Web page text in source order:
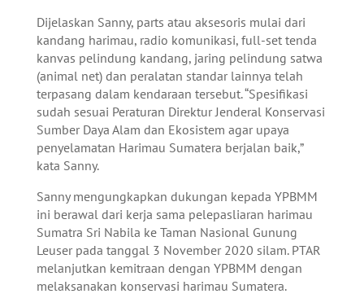
Dijelaskan Sanny, parts atau aksesoris mulai dari
kandang harimau, radio komunikasi, full-set tenda
kanvas pelindung kandang, jaring pelindung satwa
(animal net) dan peralatan standar lainnya telah
terpasang dalam kendaraan tersebut. “Spesifikasi
sudah sesuai Peraturan Direktur Jenderal Konservasi
Sumber Daya Alam dan Ekosistem agar upaya
penyelamatan Harimau Sumatera berjalan baik,”
kata Sanny.
Sanny mengungkapkan dukungan kepada YPBMM
ini berawal dari kerja sama pelepasliaran harimau
Sumatra Sri Nabila ke Taman Nasional Gunung
Leuser pada tanggal 3 November 2020 silam. PTAR
melanjutkan kemitraan dengan YPBMM dengan
melaksanakan konservasi harimau Sumatera.